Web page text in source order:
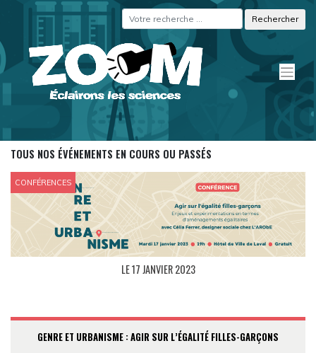
Panneau de gestion des cookies
TOUS NOS ÉVÉNEMENTS EN COURS OU PASSÉS
CONFÉRENCES
LE 17 JANVIER 2023
GENRE ET URBANISME : AGIR SUR L’ÉGALITÉ FILLES-GARÇONS